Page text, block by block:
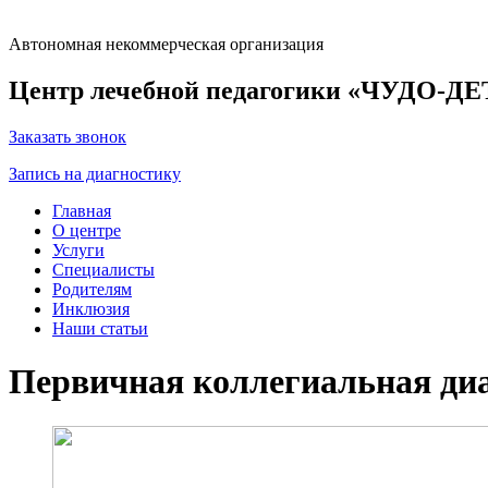
Автономная некоммерческая организация
Центр лечебной педагогики «ЧУДО-
Заказать звонок
Запись на диагностику
Главная
О центре
Услуги
Специалисты
Родителям
Инклюзия
Наши статьи
Первичная коллегиальная